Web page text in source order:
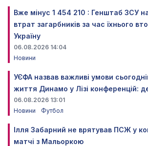
Вже мінус 1 454 210 : Генштаб ЗСУ
втрат загарбників за час їхнього
Україну
06.08.2026 14:04
Новини
УЄФА назвав важливі умови
життя Динамо у Лізі конференцій:
06.08.2026 13:01
Новини
Футбол
Ілля Забарний не врятував ПСЖ у
матчі з Мальоркою